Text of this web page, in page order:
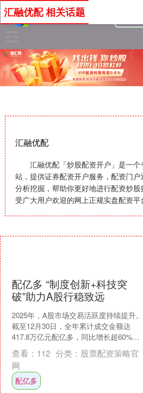
汇融优配
汇融优配「炒股配资开户」是一
站，提供证券配资开户服务，配资门
分析挖掘，帮助你更好地进行配资炒
受广大用户欢迎的网上正规实盘配资平
汇融优配 相关话题
配亿多 “制度创新+科技突
破”助力A股行稳致远
2025年，A股市场交易活跃度持续提升。
截至12月30日，全年累计成交金额达
417.8万亿元配亿多，同比增长超60%。
在此之前，上证指数连续9个交易日上
涨，引发....
查看： 112 分类： 股票配资策略官
网
配亿多